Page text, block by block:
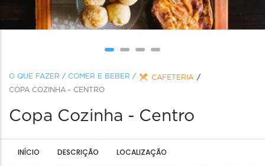
O QUE FAZER / COMER E BEBER /
CAFETERIA
COPA COZINHA - CENTRO
Copa Cozinha - Centro
INÍCIO DESCRIÇÃO LOCALIZAÇÃO